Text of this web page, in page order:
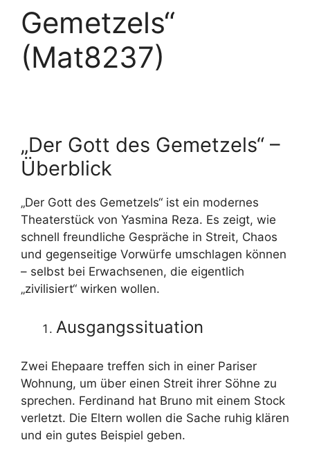
Gemetzels“
(Mat8237)
„Der Gott des Gemetzels“ –
Überblick
„Der Gott des Gemetzels“ ist ein modernes
Theaterstück von Yasmina Reza. Es zeigt, wie
schnell freundliche Gespräche in Streit, Chaos
und gegenseitige Vorwürfe umschlagen können
– selbst bei Erwachsenen, die eigentlich
„zivilisiert“ wirken wollen.
Ausgangssituation
Zwei Ehepaare treffen sich in einer Pariser
Wohnung, um über einen Streit ihrer Söhne zu
sprechen. Ferdinand hat Bruno mit einem Stock
verletzt. Die Eltern wollen die Sache ruhig klären
und ein gutes Beispiel geben.